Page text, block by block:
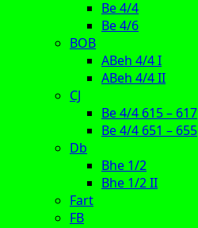
Be 4/4
Be 4/6
BOB
ABeh 4/4 I
ABeh 4/4 II
CJ
Be 4/4 615 – 617
Be 4/4 651 – 655
Db
Bhe 1/2
Bhe 1/2 II
Fart
FB